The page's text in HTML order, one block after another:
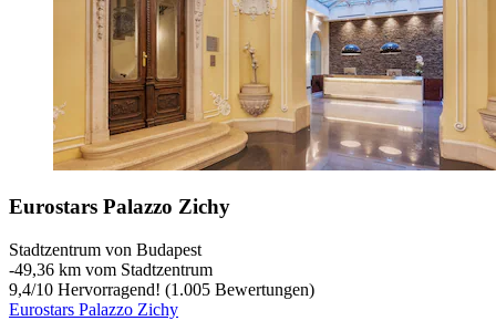
Eurostars Palazzo Zichy
Stadtzentrum von Budapest
‐49,36 km vom Stadtzentrum
9,4/10 Hervorragend! (1.005 Bewertungen)
Eurostars Palazzo Zichy